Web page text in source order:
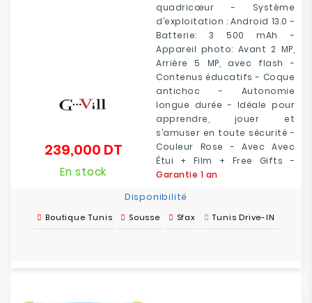
quadricœur - Système
d’exploitation : Android 13.0 -
Batterie: 3 500 mAh -
Appareil photo: Avant 2 MP,
Arrière 5 MP, avec flash -
Contenus éducatifs - Coque
antichoc - Autonomie
longue durée - Idéale pour
apprendre, jouer et
s’amuser en toute sécurité -
Couleur Rose - Avec Avec
Étui + Film + Free Gifts -
Garantie 1 an
239,000 DTPrix
En stock
Disponibilité
Boutique Tunis Sousse Sfax Tunis Drive-IN